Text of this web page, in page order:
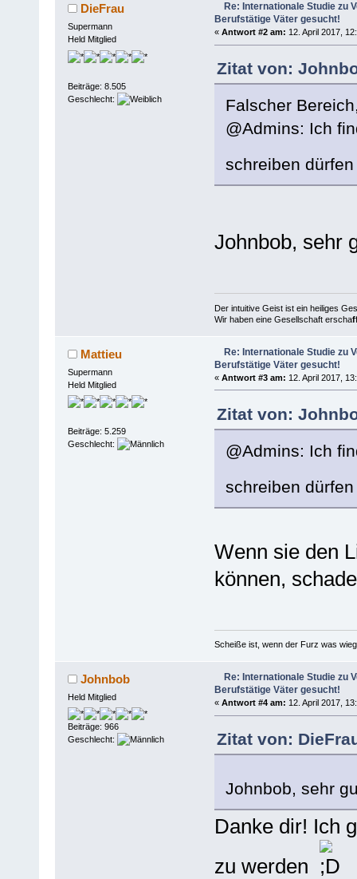
DieFrau
Supermann
Held Mitglied
Beiträge: 8.505
Geschlecht:
Re: Internationale Studie zu
Berufstätige Väter gesucht!
« Antwort #2 am: 12. April 2017,
Zitat von:
Falscher
@Admins: Ich
schreiben
Johnbob, sehr
Der intuitive Geist ist ein heiliges
Wir haben eine Gesellschaft erschaf
Mattieu
Supermann
Held Mitglied
Beiträge: 5.259
Geschlecht:
Re: Internationale Studie zu
Berufstätige Väter gesucht!
« Antwort #3 am: 12. April 2017,
Zitat von:
@Admins: Ich
schreiben
Wenn sie den
können,
Scheiße ist, wenn der Furz was
Johnbob
Held Mitglied
Beiträge: 966
Geschlecht:
Re: Internationale Studie zu
Berufstätige Väter gesucht!
« Antwort #4 am: 12. April 2017,
Zitat von:
Johnbob, sehr
Danke dir! Ich
zu werden